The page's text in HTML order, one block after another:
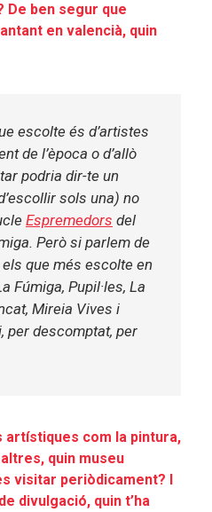
De ben segur que
en valencià, quin
escolte és d’artistes
de l’època o d’allò
podria dir-te un
sols una) no
Espremedors del
. Però si parlem de
que més escolte en
Fúmiga, Pupil·les, La
Mireia Vives i
per descomptat, per
artístiques com la pintura,
quin museu
visitar periòdicament? I
divulgació, quin t’ha